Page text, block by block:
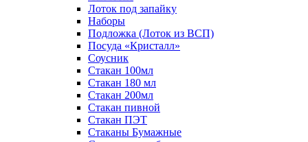
Лоток под запайку
Наборы
Подложка (Лоток из ВСП)
Посуда «Кристалл»
Соусник
Стакан 100мл
Стакан 180 мл
Стакан 200мл
Стакан пивной
Стакан ПЭТ
Стаканы Бумажные